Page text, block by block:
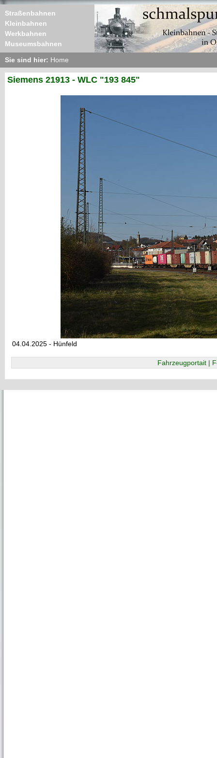
Straßenbahnen
Kleinbahnen
Werkbahnen
Museumsbahnen
Sie sind hier: Home
Siemens 21913 - WLC "193 845"
04.04.2025 - Hünfeld
Fahrzeugportait |